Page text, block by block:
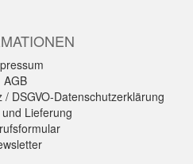
AGB
DSGVO-Datenschutzerklärung
Lieferung